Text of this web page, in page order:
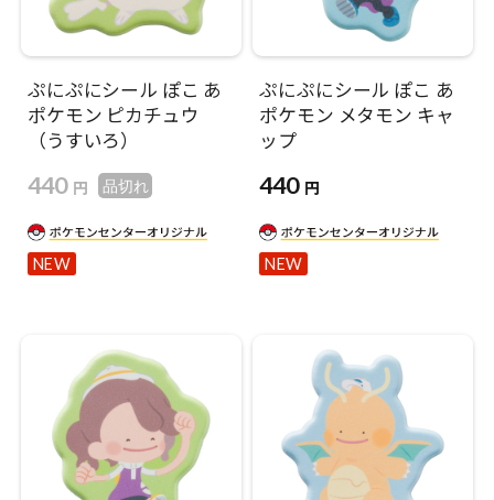
ぷにぷにシール ぽこ あ
ポケモン ピカチュウ
（うすいろ）
440 円 品切れ
NEW
ぷにぷにシール ぽこ あ
ポケモン メタモン キャ
ップ
440 円
NEW